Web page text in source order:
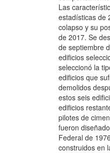
Las
estadísticas de
colapso y su
de 2017. Se
de septiembre
edificios
seleccionó la
edificios que
demolidos
estos seis
edificios
pilotes de
fueron
Federal de
construidos en